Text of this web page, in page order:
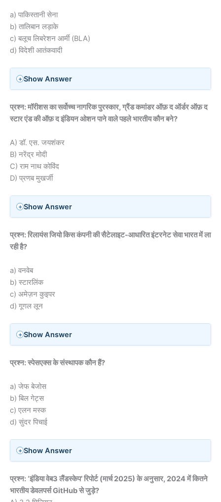
a) पाकिस्तानी सेना
b) तालिबान लड़ाके
c) बलूच लिबरेशन आर्मी (BLA)
d) विदेशी आतंकवादी
Show Answer
प्रश्न: मॉरीशस का सर्वोच्च नागरिक पुरस्कार, ग्रैंड कमांडर ऑफ़ द ऑर्डर ऑफ़ द
स्टार एंड की ऑफ़ द इंडियन ओशन पाने वाले पहले भारतीय कौन बने?
A) डॉ. एस. जयशंकर
B) नरेंद्र मोदी
C) राम नाथ कोविंद
D) प्रणब मुखर्जी
Show Answer
प्रश्न: रिलायंस जियो किस कंपनी की सैटेलाइट-आधारित इंटरनेट सेवा भारत में ला
रही है?
a) वनवेब
b) स्टारलिंक
c) अमेज़न कुइपर
d) गूगल लून
Show Answer
प्रश्न: स्पेसएक्स के संस्थापक कौन हैं?
a) जेफ बेजोस
b) बिल गेट्स
c) एलन मस्क
d) सुंदर पिचाई
Show Answer
प्रश्न: ‘इंडिया वेब3 लैंडस्केप’ रिपोर्ट (मार्च 2025) के अनुसार, 2024 में कितने
भारतीय डेवलपर्स GitHub से जुड़े?